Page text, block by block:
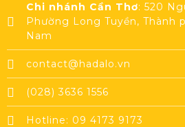
Chi nhánh Cần Thơ: 520
Phường Long Tuyền, Thành
Nam
contact@hadalo.vn
(028) 3636 1556
Hotline: 09 4173 9173